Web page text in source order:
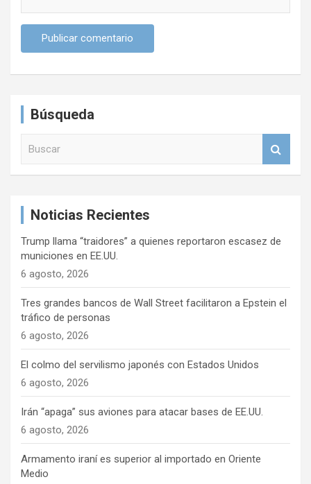
Búsqueda
Noticias Recientes
Trump llama “traidores” a quienes reportaron escasez de
municiones en EE.UU.
6 agosto, 2026
Tres grandes bancos de Wall Street facilitaron a Epstein el
tráfico de personas
6 agosto, 2026
El colmo del servilismo japonés con Estados Unidos
6 agosto, 2026
Irán “apaga” sus aviones para atacar bases de EE.UU.
6 agosto, 2026
Armamento iraní es superior al importado en Oriente
Medio